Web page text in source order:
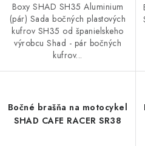
Boxy SHAD SH35 Aluminium
(pár) Sada bočných plastových
kufrov SH35 od španielskeho
výrobcu Shad - pár bočných
kufrov...
Bočné brašňa na motocykel
SHAD CAFE RACER SR38